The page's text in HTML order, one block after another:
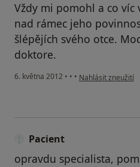
Vždy mi pomohl a co
nad rámec jeho
šlépějích svého otce.
doktore.
6. května 2012 • • • podle názoru
Nahlásit zneužití
Pacient
opravdu specialista,